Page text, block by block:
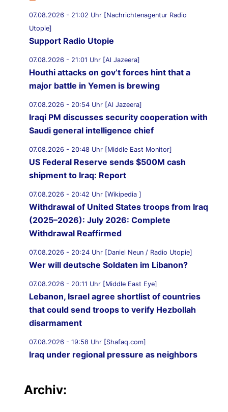
07.08.2026 - 21:02 Uhr [Nachrichtenagentur Radio
Utopie]
Support Radio Utopie
07.08.2026 - 21:01 Uhr [Al Jazeera]
Houthi attacks on gov’t forces hint that a
major battle in Yemen is brewing
07.08.2026 - 20:54 Uhr [Al Jazeera]
Iraqi PM discusses security cooperation with
Saudi general intelligence chief
07.08.2026 - 20:48 Uhr [Middle East Monitor]
US Federal Reserve sends $500M cash
shipment to Iraq: Report
07.08.2026 - 20:42 Uhr [Wikipedia ]
Withdrawal of United States troops from Iraq
(2025–2026): July 2026: Complete
Withdrawal Reaffirmed
07.08.2026 - 20:24 Uhr [Daniel Neun / Radio Utopie]
Wer will deutsche Soldaten im Libanon?
07.08.2026 - 20:11 Uhr [Middle East Eye]
Lebanon, Israel agree shortlist of countries
that could send troops to verify Hezbollah
disarmament
07.08.2026 - 19:58 Uhr [Shafaq.com]
Iraq under regional pressure as neighbors
07.08.2026 - 19:49 Uhr [Middle East Eye]
Archiv: